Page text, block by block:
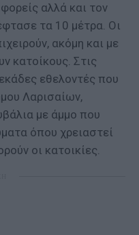
αλλά και τον
τα 10 μέτρα. Οι
ακόμη και με
κατοίκους. Στις
εθελοντές που
Λαρισαίων,
με άμμο που
όπου χρειαστεί
οι κατοικίες.